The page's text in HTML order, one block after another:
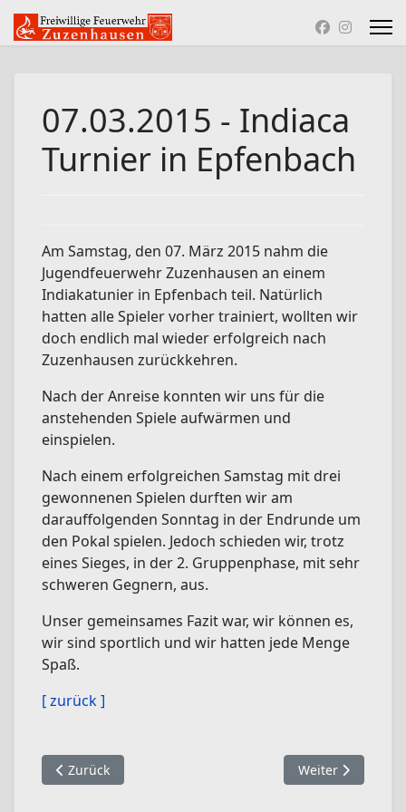
07.03.2015 - Indiaca
Turnier in Epfenbach
Am Samstag, den 07. März 2015 nahm die
Jugendfeuerwehr Zuzenhausen an einem
Indiakatunier in Epfenbach teil. Natürlich
hatten alle Spieler vorher trainiert, wollten wir
doch endlich mal wieder erfolgreich nach
Zuzenhausen zurückkehren.
Nach der Anreise konnten wir uns für die
anstehenden Spiele aufwärmen und
einspielen.
Nach einem erfolgreichen Samstag mit drei
gewonnenen Spielen durften wir am
darauffolgenden Sonntag in der Endrunde um
den Pokal spielen. Jedoch schieden wir, trotz
eines Sieges, in der 2. Gruppenphase, mit sehr
schweren Gegnern, aus.
Unser gemeinsames Fazit war, wir können es,
wir sind sportlich und wir hatten jede Menge
Spaß.
[ zurück ]
Vorheriger Beitrag: 22.- 25.05.2015 - Kreiszeltlager in
Zurück Nächster
Weiter